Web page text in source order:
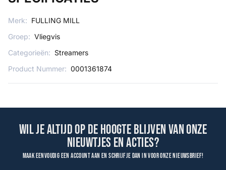
Merk: FULLING MILL
Groep: Vliegvis
Categorieën: Streamers
Product Nummer: 0001361874
Wil je altijd op de hoogte blijven van onze
nieuwtjes en acties?
Maak eenvoudig een account aan en schrijf je dan in voor onze nieuwsbrief!